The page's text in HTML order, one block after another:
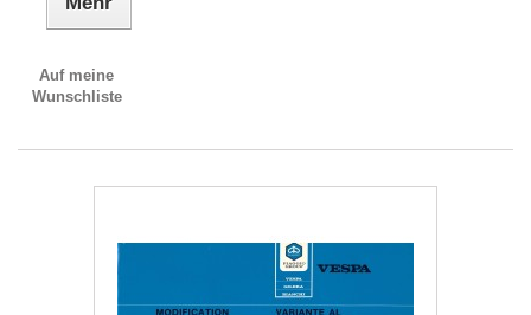
Auf meine
Wunschliste